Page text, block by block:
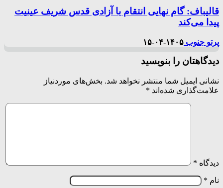
قالیباف: گام نهایی انتقام با آزادی قدس شریف عینیت
پیدا می‌کند
پرتو جنوب ۱۴۰۵-۰۴-۱۵
دیدگاهتان را بنویسید
نشانی ایمیل شما منتشر نخواهد شد. بخش‌های موردنیاز
علامت‌گذاری شده‌اند *
دیدگاه *
نام *